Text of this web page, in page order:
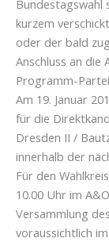
kurzem
oder der bald
Anschluss an die
Programm-
Am 19. Januar
für die
Dresden II /
innerhalb der
Für den
10.00 Uhr im
Versammlung
voraussichtlich